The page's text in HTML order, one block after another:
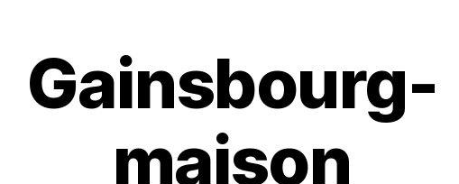
Gainsbourg-
maison